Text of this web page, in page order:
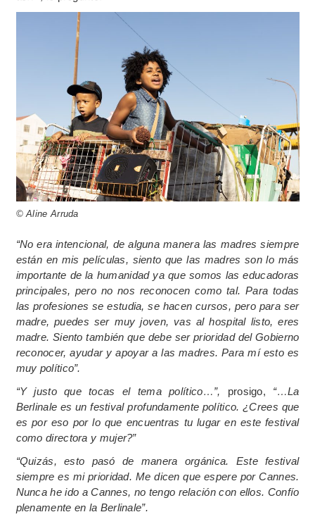
© Aline Arruda
“No era intencional, de alguna manera las madres siempre
están en mis películas, siento que las madres son lo más
importante de la humanidad ya que somos las educadoras
principales, pero no nos reconocen como tal. Para todas
las profesiones se estudia, se hacen cursos, pero para ser
madre, puedes ser muy joven, vas al hospital listo, eres
madre. Siento también que debe ser prioridad del Gobierno
reconocer, ayudar y apoyar a las madres. Para mí esto es
muy político”.
“Y justo que tocas el tema político…”, prosigo, “…La
Berlinale es un festival profundamente político. ¿Crees que
es por eso por lo que encuentras tu lugar en este festival
como directora y mujer?”
“Quizás, esto pasó de manera orgánica. Este festival
siempre es mi prioridad. Me dicen que espere por Cannes.
Nunca he ido a Cannes, no tengo relación con ellos. Confío
plenamente en la Berlinale”.